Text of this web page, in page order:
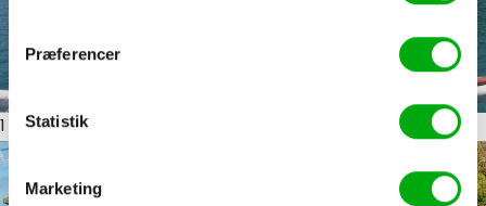
Præferencer
Statistik
Marketing
1 ud af 15